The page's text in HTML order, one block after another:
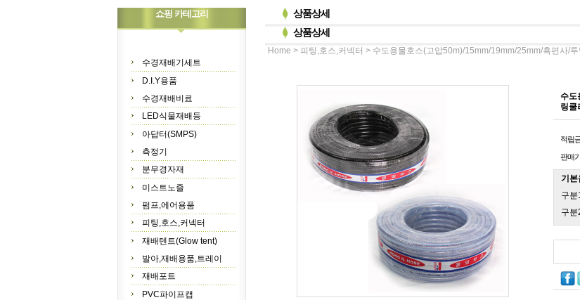
쇼핑 카테고리
수경재배기세트
D.I.Y용품
수경재배비료
LED식물재배등
아답터(SMPS)
측정기
분무경자재
미스트노즐
펌프,에어용품
피팅,호스,커넥터
재배텐트(Glow tent)
발아,재배용품,트레이
재배포트
PVC파이프캡
상품상세
상품상세
Home > 피팅,호스,커넥터 > 수도용물호스(고압50m)/15mm/19mm/25mm/흑편사/
수도
링쿨
적립
판매
기본
구분
구분